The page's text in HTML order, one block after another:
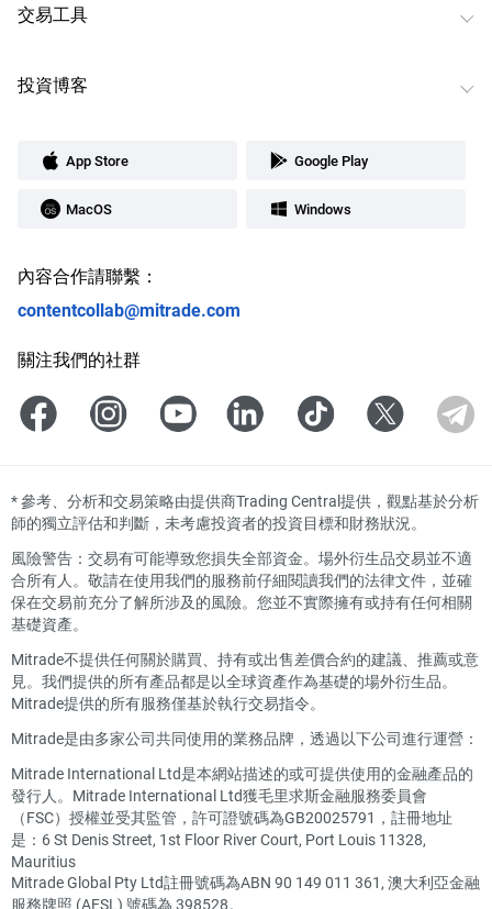
交易工具
投資博客
App Store Google Play
MacOS Windows
內容合作請聯繫：
contentcollab@mitrade.com
關注我們的社群
*參考、分析和交易策略由提供商Trading Central提供，觀點基於分析
師的獨立評估和判斷，未考慮投資者的投資目標和財務狀況。
風險警告：交易有可能導致您損失全部資金。場外衍生品交易並不適
合所有人。敬請在使用我們的服務前仔細閱讀我們的法律文件，並確
保在交易前充分了解所涉及的風險。您並不實際擁有或持有任何相關
基礎資產。
Mitrade不提供任何關於購買、持有或出售差價合約的建議、推薦或意
見。我們提供的所有產品都是以全球資產作為基礎的場外衍生品。
Mitrade提供的所有服務僅基於執行交易指令。
Mitrade是由多家公司共同使用的業務品牌，透過以下公司進行運營：
Mitrade International Ltd是本網站描述的或可提供使用的金融產品的
發行人。Mitrade International Ltd獲毛里求斯金融服務委員會
（FSC）授權並受其監管，許可證號碼為GB20025791，註冊地址
是：6 St Denis Street, 1st Floor River Court, Port Louis 11328,
Mauritius
Mitrade Global Pty Ltd註冊號碼為ABN 90 149 011 361, 澳大利亞金融
服務牌照 (AFSL) 號碼為 398528。